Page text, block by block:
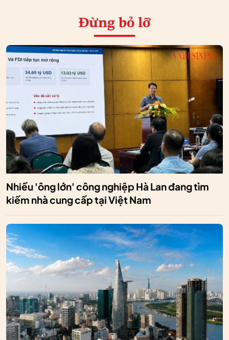
Đừng bỏ lỡ
Nhiều 'ông lớn' công nghiệp Hà Lan đang tìm
kiếm nhà cung cấp tại Việt Nam